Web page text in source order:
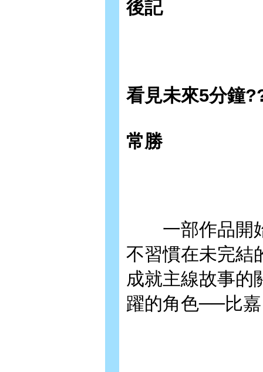
後記
看見未來5分鐘
常勝
一部作品開始
不習慣在未完結
成就主線故事的
躍的角色──比